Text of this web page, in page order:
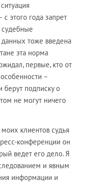
этого года запрет
судебные
данных тоже введена
эта норма
первые, кто от
–
подписку о
не могут ничего
клиентов судья
конференции он
ведет его дело. Я
и явным
информации и